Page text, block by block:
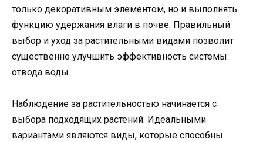
только декоративным элементом, но и выполнять
функцию удержания влаги в почве. Правильный
выбор и уход за растительными видами позволит
существенно улучшить эффективность системы
отвода воды.
Наблюдение за растительностью начинается с
выбора подходящих растений. Идеальными
вариантами являются виды, которые способны